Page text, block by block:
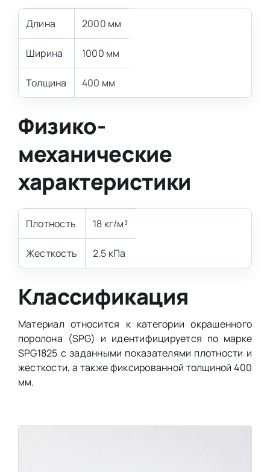
Длина 2000 мм
Ширина 1000 мм
Толщина 400 мм
Физико-
механические
характеристики
Плотность 18 кг/м³
Жесткость 2.5 кПа
Классификация
Материал относится к категории окрашенного
поролона (SPG) и идентифицируется по марке
SPG1825 с заданными показателями плотности и
жесткости, а также фиксированной толщиной 400
мм.